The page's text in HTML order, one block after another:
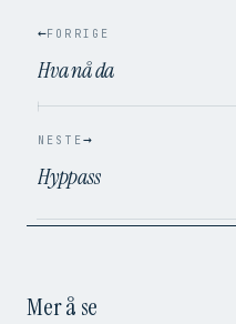
←FORRIGE
Hva nå da
NESTE→
Hyppass
Mer å se